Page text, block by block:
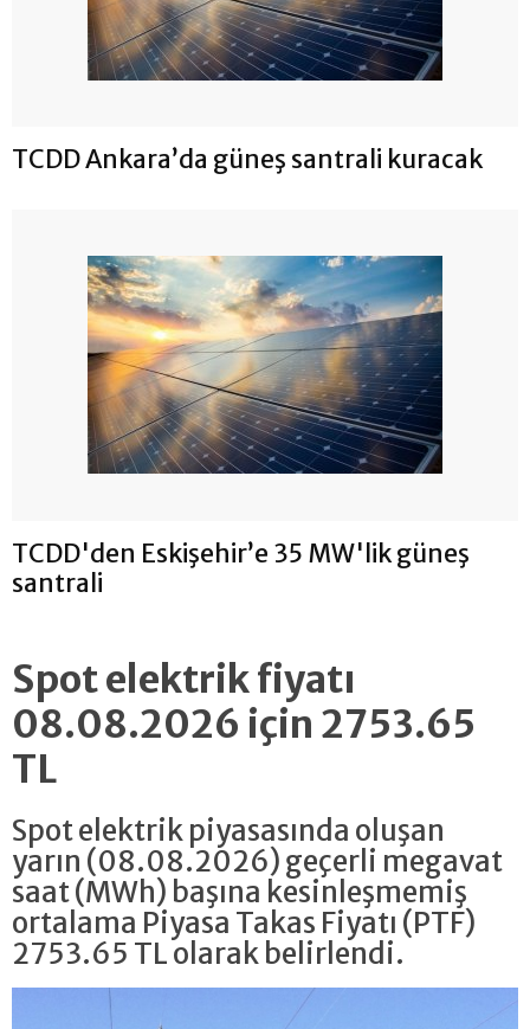
TCDD Ankara’da güneş santrali kuracak
TCDD'den Eskişehir’e 35 MW'lik güneş
santrali
Spot elektrik fiyatı
08.08.2026 için 2753.65
TL
Spot elektrik piyasasında oluşan
yarın (08.08.2026) geçerli megavat
saat (MWh) başına kesinleşmemiş
ortalama Piyasa Takas Fiyatı (PTF)
2753.65 TL olarak belirlendi.